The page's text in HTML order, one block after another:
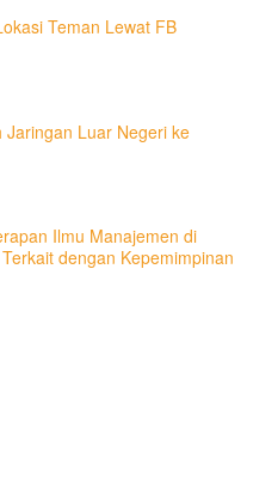
Teman Lewat FB
Jaringan Luar Negeri ke
Ilmu Manajemen di
dengan Kepemimpinan